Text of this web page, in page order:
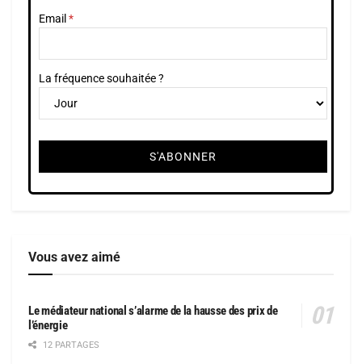
Email
La fréquence souhaitée ?
Vous avez aimé
Le médiateur national s’alarme de la hausse des prix de
l’énergie
12 PARTAGES